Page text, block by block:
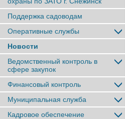
Поддержка садоводам
Оперативные службы
Новости
Ведомственный контроль в
сфере закупок
Финансовый контроль
Муниципальная служба
Кадровое обеспечение